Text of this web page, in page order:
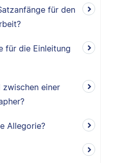
für den
für die Einleitung
einer
Allegorie?